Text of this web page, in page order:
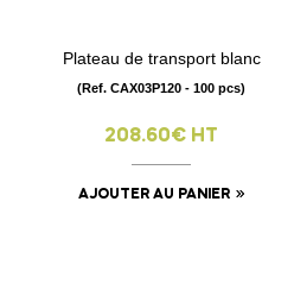
Plateau de transport blanc
(Ref. CAX03P120 - 100 pcs)
208.60€ HT
AJOUTER AU PANIER